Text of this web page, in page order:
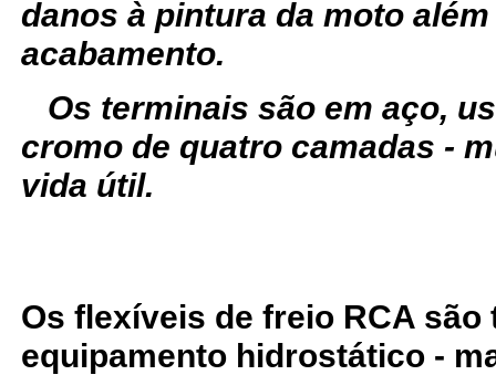
danos à pintura da moto
acabamento.
Os terminais são em aço,
cromo de quatro camadas -
vida útil.
Os flexíveis de freio RCA são
equipamento hidrostático -